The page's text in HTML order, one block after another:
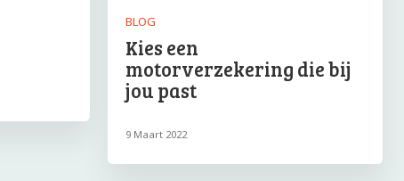
BLOG
Kies een
motorverzekering die bij
jou past
9 Maart 2022